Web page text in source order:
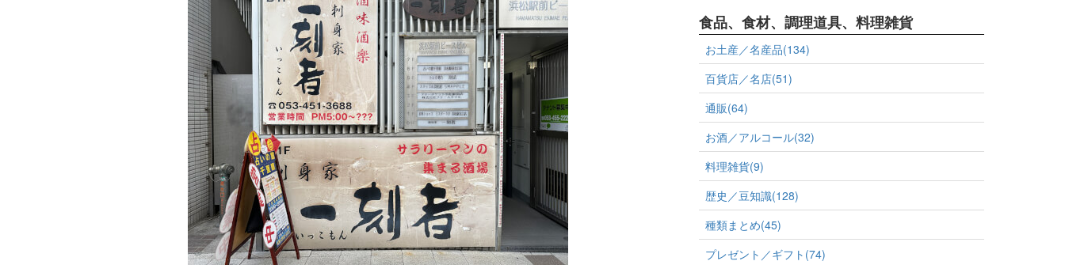
食品、食材、調理道具、料理雑貨
お土産／名産品(134)
百貨店／名店(51)
通販(64)
お酒／アルコール(32)
料理雑貨(9)
歴史／豆知識(128)
種類まとめ(45)
プレゼント／ギフト(74)